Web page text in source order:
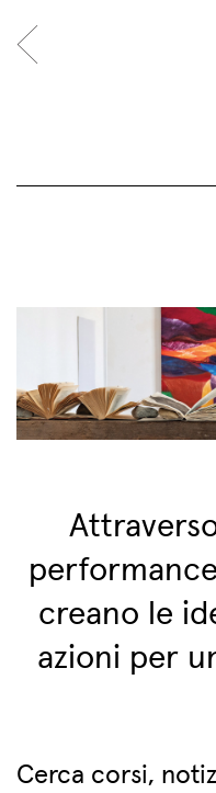
creano le
azioni per
Cerca corsi,